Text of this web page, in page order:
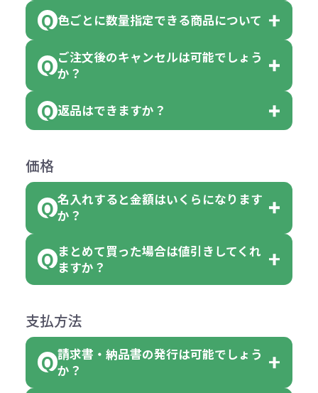
ります。
【例】注文可能数が100個の場合
は、100個以上でしたら、何個でも
可能です。
ている商品は、色指定不可となって
ん。
但し、ロゴなど名入れ印刷をされる
費用）
色指定できる商品もございますが商
品の詳細に「色・柄 取り混ぜ」のラ
ベルや商品画像に「〇色取混ぜ」な
れ等分で100個ずつ入って参ります。
（割り切れない場合は数個単位で前
色指定できる商品に付きましては商
品詳細の購入の所で色が選べるよう
になっております。
色ごとに数量指定できる商品について
「選べる本体色」のラベルが付いて
す。
い。
例えば…
クエアトート」を300個注文した場
クエアトート」は10個単位でしたら
色を指定出来るので、ピンクを100
個、ブルーを90個、イエローを110
ご注文後のキャンセルは可能でしょう
か？
お客様都合でのキャンセルは、制作
がございます。
ご注文の際は、十分にご確認・ご検
返品はできますか？
めご了承ください。
ただし下記の場合は承っております
●初期不良または不良品（破損、故
障）の場合
合
●名入れ、オリジナルの内容が異な
っていた場合
価格
名入れすると金額はいくらになります
か？
名入れありの場合の代金の計算方法
は下記の通りです。
計算例：
＜1色印刷の場合＞
（提供価格（商品代）+名入れ費用
まとめて買った場合は値引きしてくれ
ますか？
商品によりますが、お見積もりさせ
ていただきます。
見積もりサポートから個別でお問い
支払方法
請求書・納品書の発行は可能でしょう
か？